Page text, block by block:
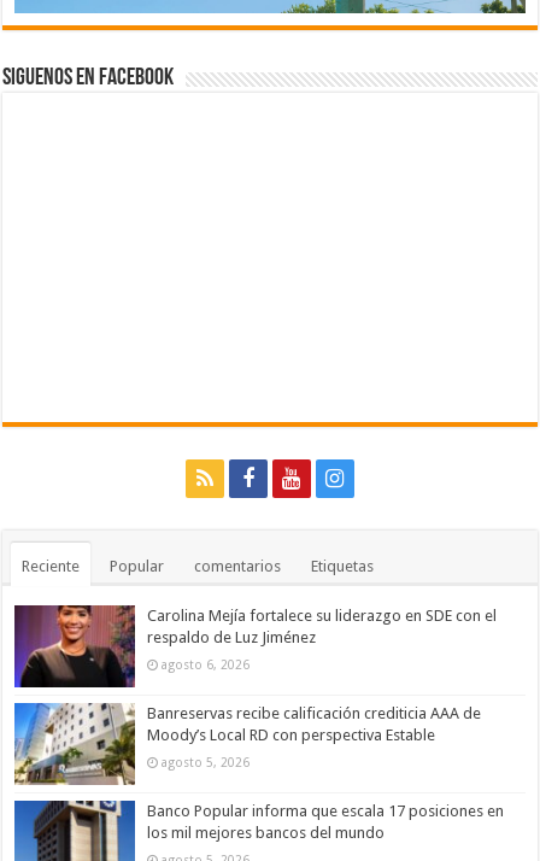
Siguenos en Facebook
Reciente Popular comentarios Etiquetas
Carolina Mejía fortalece su liderazgo en SDE con el
respaldo de Luz Jiménez
agosto 6, 2026
Banreservas recibe calificación crediticia AAA de
Moody’s Local RD con perspectiva Estable
agosto 5, 2026
Banco Popular informa que escala 17 posiciones en
los mil mejores bancos del mundo